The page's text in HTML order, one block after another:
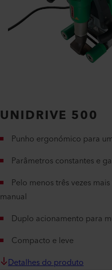
UNIDRIVE 500
Punho ergonómico para
Parâmetros constantes e
Pelo menos três vezes
manual
Duplo acionamento para
Compacto e leve
Detalhes do produto